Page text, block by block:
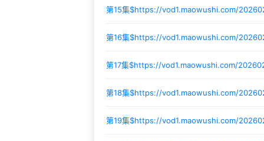
第15集$https://vod1.maowushi.com/
第16集$https://vod1.maowushi.com/
第17集$https://vod1.maowushi.com/
第18集$https://vod1.maowushi.com/
第19集$https://vod1.maowushi.com/